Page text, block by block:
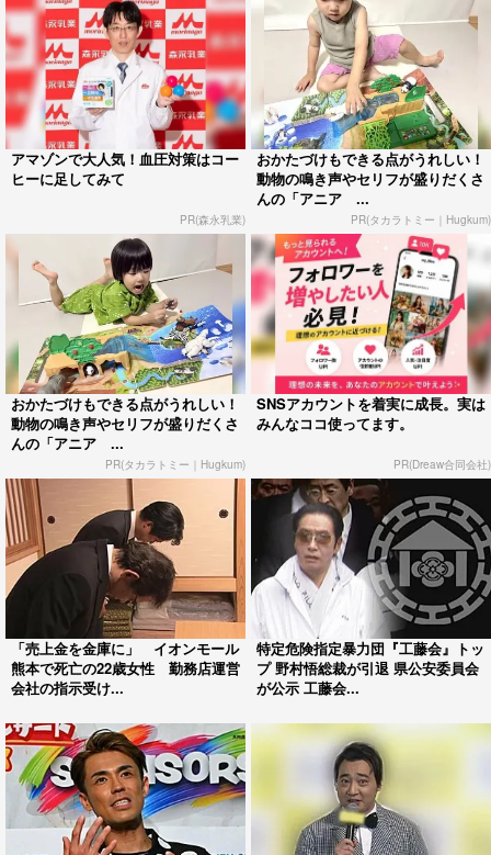
アマゾンで大人気！血圧対策はコー
ヒーに足してみて
PR(森永乳業)
おかたづけもできる点がうれしい！
動物の鳴き声やセリフが盛りだくさ
んの「アニア ...
PR(タカラトミー｜Hugkum)
おかたづけもできる点がうれしい！
動物の鳴き声やセリフが盛りだくさ
んの「アニア ...
PR(タカラトミー｜Hugkum)
SNSアカウントを着実に成長。実は
みんなココ使ってます。
PR(Dreaw合同会社)
「売上金を金庫に」 イオンモール
熊本で死亡の22歳女性 勤務店運営
会社の指示受け...
特定危険指定暴力団『工藤会』トッ
プ 野村悟総裁が引退 県公安委員会
が公示 工藤会...